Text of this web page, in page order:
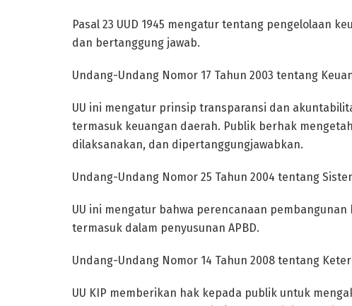
Pasal 23 UUD 1945 mengatur tentang pengelolaan
dan bertanggung jawab.
Undang-Undang Nomor 17 Tahun 2003 tentang
UU ini mengatur prinsip transparansi dan
termasuk keuangan daerah. Publik berhak
dilaksanakan, dan dipertanggungjawabkan.
Undang-Undang Nomor 25 Tahun 2004 tentang
UU ini mengatur bahwa perencanaan
termasuk dalam penyusunan APBD.
Undang-Undang Nomor 14 Tahun 2008 tentang
UU KIP memberikan hak kepada publik untuk